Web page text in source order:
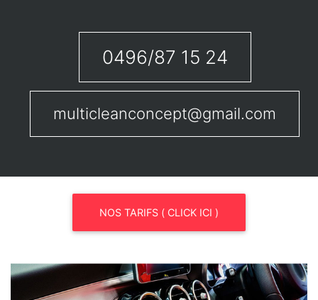
0496/87 15 24
multicleanconcept@gmail.com
NOS TARIFS ( CLICK ICI )